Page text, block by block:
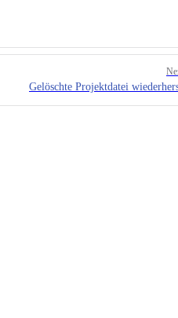
Gelöschte Projektdatei